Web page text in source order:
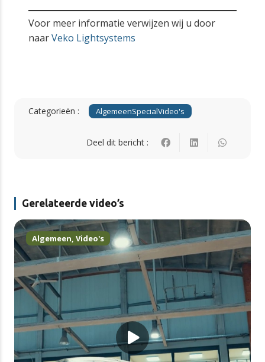
Voor meer informatie verwijzen wij u door
naarVeko Lightsystems
Categorieën : AlgemeenSpecialVideo's
Deel dit bericht :
Gerelateerde video’s
Algemeen, Video's